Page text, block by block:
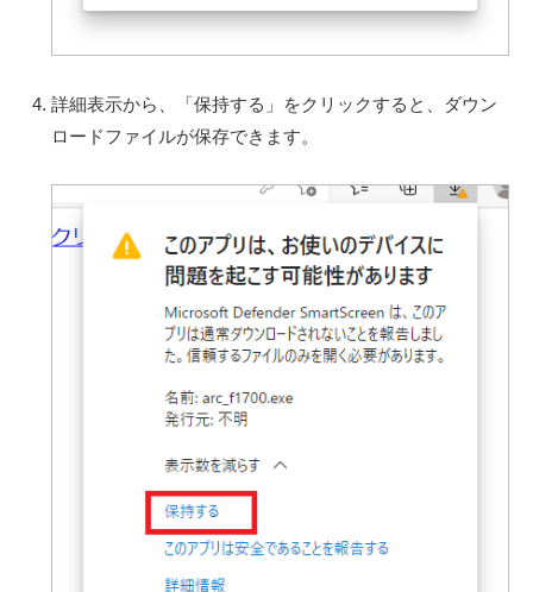
詳細表示から、「保持する」をクリックすると、ダウン
ロードファイルが保存できます。